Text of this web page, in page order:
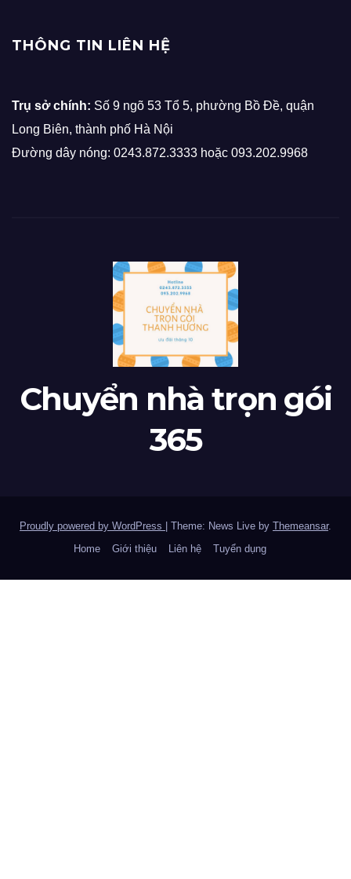
THÔNG TIN LIÊN HỆ
Trụ sở chính: Số 9 ngõ 53 Tổ 5, phường Bồ Đề, quận
Long Biên, thành phố Hà Nội
Đường dây nóng: 0243.872.3333 hoặc 093.202.9968
Chuyển nhà trọn gói
365
Proudly powered by WordPress | Theme: News Live by Themeansar.
Home
Giới thiệu Liên hệ Tuyển dụng